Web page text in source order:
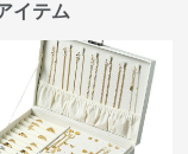
イテム